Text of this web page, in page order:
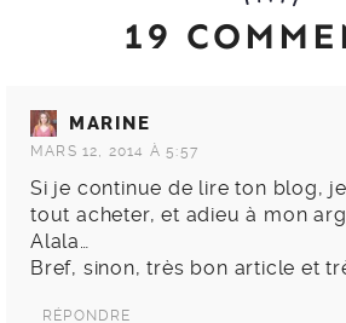
19
MARINE
MARS 12, 2014 À 5:57
Si je continue de lire ton blog,
tout acheter, et adieu à mon
Alala…
Bref, sinon, très bon article et
RÉPONDRE